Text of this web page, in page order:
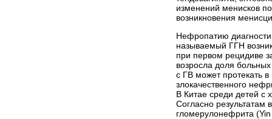
изменений менис­ков
возникновения
Нефропатию
называемый ГГН
при первом рецидиве
возросла доля
с ГВ может протекать
злокачественного
В Китае среди детей с
Согласно
гломерулонефрита